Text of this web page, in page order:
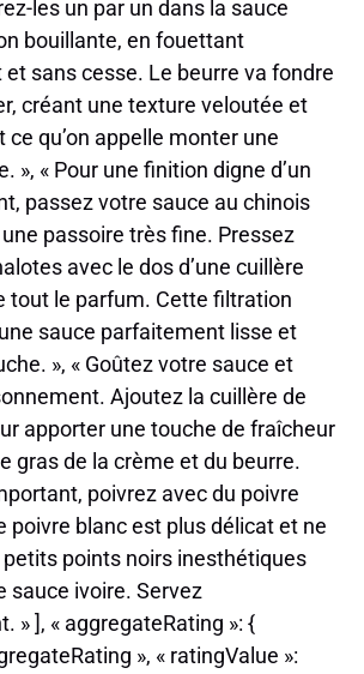
les un par un dans la sauce
bouillante, en fouettant
sans cesse. Le beurre va fondre
créant une texture veloutée et
ce qu’on appelle monter une
», « Pour une finition digne d’un
passez votre sauce au chinois
passoire très fine. Pressez
avec le dos d’une cuillère
tout le parfum. Cette filtration
sauce parfaitement lisse et
», « Goûtez votre sauce et
Ajoutez la cuillère de
apporter une touche de fraîcheur
gras de la crème et du beurre.
poivrez avec du poivre
poivre blanc est plus délicat et ne
petits points noirs inesthétiques
sauce ivoire. Servez
» ], « aggregateRating »: {
», « ratingValue »: